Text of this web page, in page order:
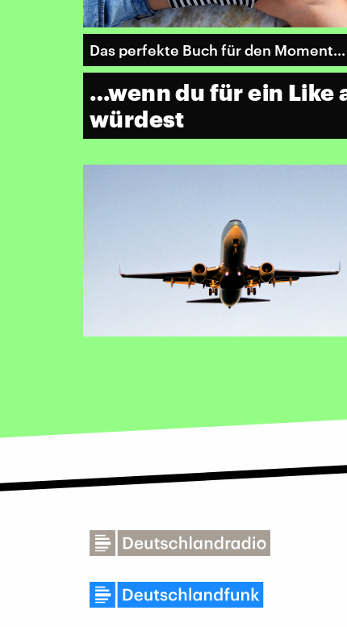
Das perfekte Buch für den Moment...
…wenn du für ein Like
würdest